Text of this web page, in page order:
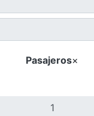
Pasajeros×